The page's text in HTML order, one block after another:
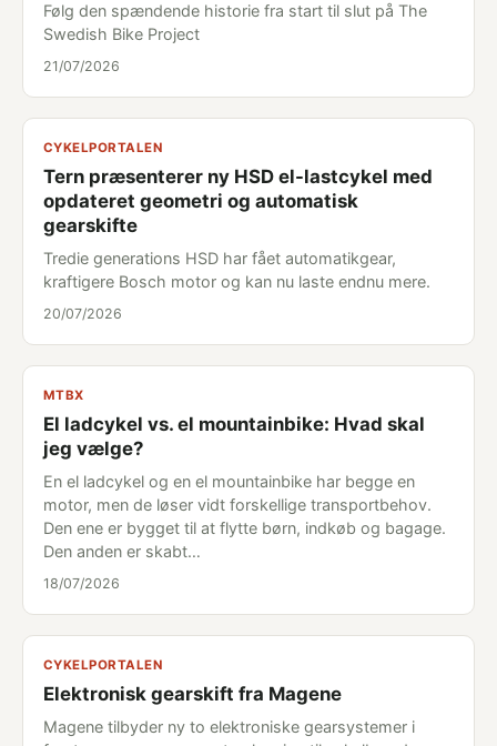
Følg den spændende historie fra start til slut på The
Swedish Bike Project
21/07/2026
CYKELPORTALEN
Tern præsenterer ny HSD el-lastcykel med
opdateret geometri og automatisk
gearskifte
Tredie generations HSD har fået automatikgear,
kraftigere Bosch motor og kan nu laste endnu mere.
20/07/2026
MTBX
El ladcykel vs. el mountainbike: Hvad skal
jeg vælge?
En el ladcykel og en el mountainbike har begge en
motor, men de løser vidt forskellige transportbehov.
Den ene er bygget til at flytte børn, indkøb og bagage.
Den anden er skabt…
18/07/2026
CYKELPORTALEN
Elektronisk gearskift fra Magene
Magene tilbyder ny to elektroniske gearsystemer i